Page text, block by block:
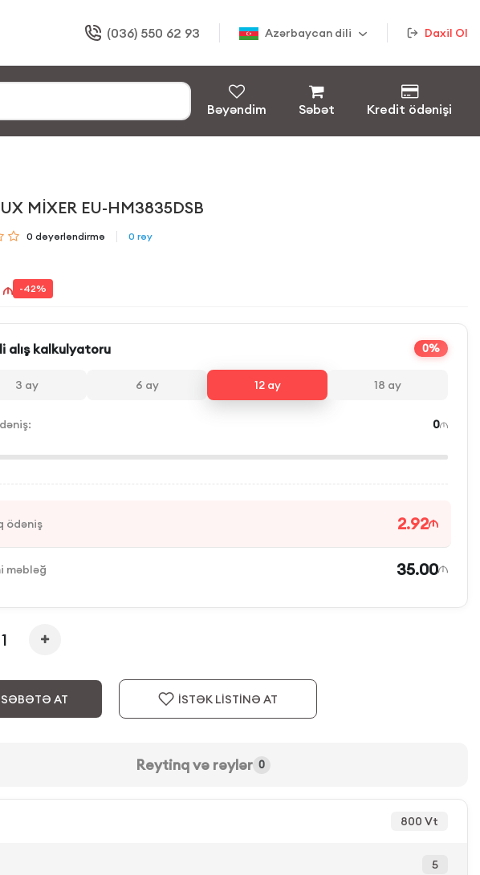
(036) 550 62 93 Azərbaycan dili Daxil Ol
Bəyəndim Səbət Kredit ödənişi
MİXER EU-HM3835DSB
0 dəyərləndirmə 0 rəy
-42%
alış kalkulyatoru 0%
3 ay 6 ay 12ay 18 ay
0
ödəniş 2.92
məbləğ 35.00
SƏBƏTƏ AT İSTƏK LİSTİNƏ AT
Reytinq və rəylər 0
800 Vt
5